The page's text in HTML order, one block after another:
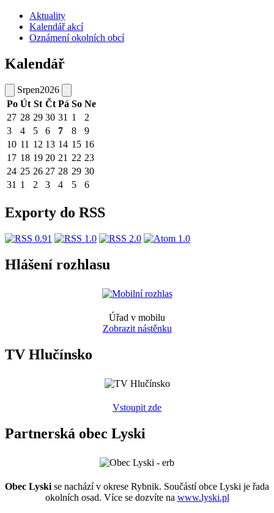
Aktuality
Kalendář akcí
Oznámení okolních obcí
Kalendář
Srpen2026
Po Út St Čt Pá So Ne
27 28 29 30 31 1
2
3
4 5 6 7 8
9
10 11 12 13 14 15 16
17 18 19 20 21 22 23
24 25 26 27 28 29 30
31 1 2 3 4 5 6
Exporty do RSS
Hlášení rozhlasu
Úřad v mobilu
Zobrazit nástěnku
TV Hlučínsko
Vstoupit zde
Partnerská obec Lyski
Obec Lyski se nachází v okrese Rybnik. Součástí obce Lyski je řada
okolních osad. Více se dozvíte na www.lyski.pl